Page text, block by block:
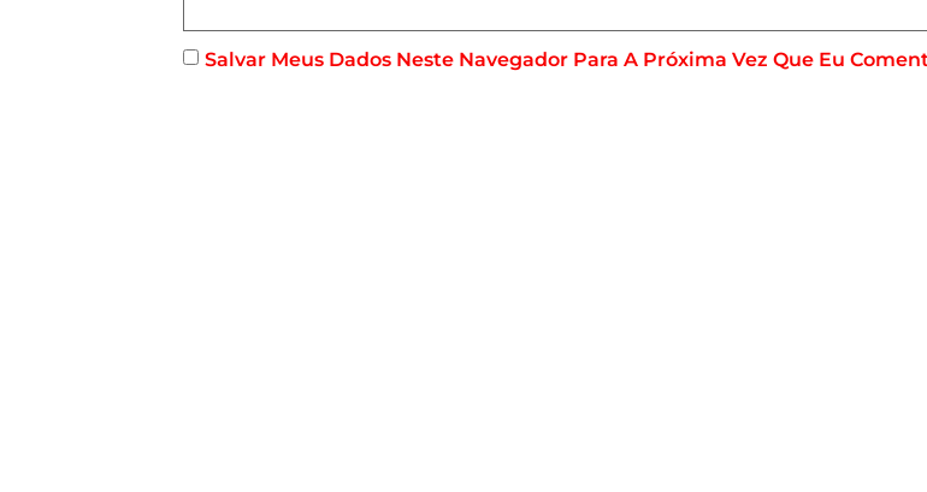
Salvar Meus Dados Neste Navegador Para A Próxima Vez Que Eu